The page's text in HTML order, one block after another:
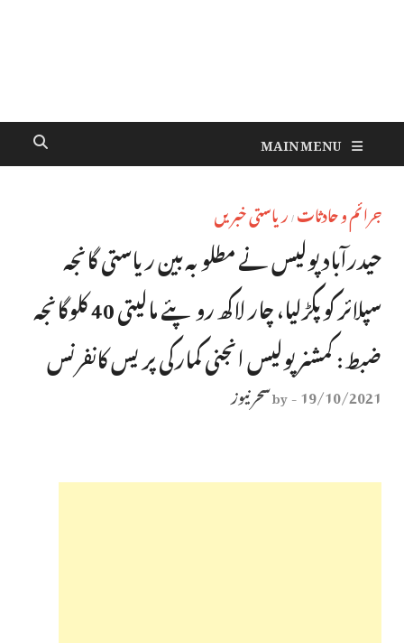
MAIN MENU
جرائم و حادثات / ریاستی خبریں
حیدرآباد پولیس نے مطلوبہ بین ریاستی گانجہ
سپلائر کو پکڑلیا، چار لاکھ روپئے مالیتی 40 کلوگانجہ
ضبط : کمشنر پولیس انجنی کمارکی پریس کانفرنس
19/10/2021
-
byسحر نیوز